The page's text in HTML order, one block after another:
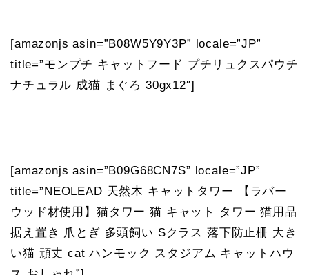
[amazonjs asin=”B08W5Y9Y3P” locale=”JP”
title=”モンプチ キャットフード プチリュクスパウチ
ナチュラル 成猫 まぐろ 30gx12″]
[amazonjs asin=”B09G68CN7S” locale=”JP”
title=”NEOLEAD 天然木 キャットタワー 【ラバー
ウッド材使用】猫タワー 猫 キャット タワー 猫用品
据え置き 爪とぎ 多頭飼い Sクラス 落下防止柵 大き
い猫 頑丈 cat ハンモック スタジアム キャットハウ